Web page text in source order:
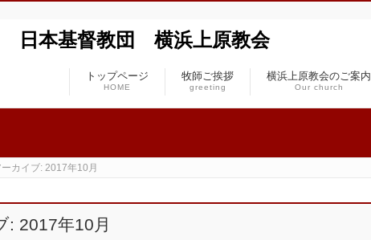
日本基督教団 横浜上原教会
トップページ
HOME
牧師ご挨拶
greeting
横浜上原教会のご案内
Our church
ーカイブ: 2017年10月
: 2017年10月